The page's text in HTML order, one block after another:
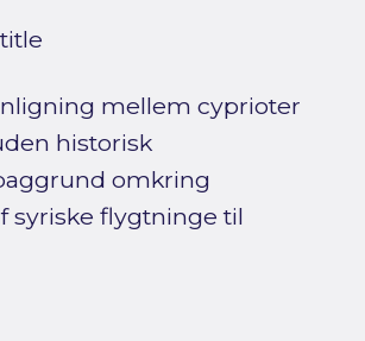
mellem cyprioter
historisk
omkring
syriske flygtninge til